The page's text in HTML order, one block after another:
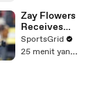
Prototypes
Revealed
Zay Flowers
Receives
Extension
from
SportsGrid
25 menit yang lalu